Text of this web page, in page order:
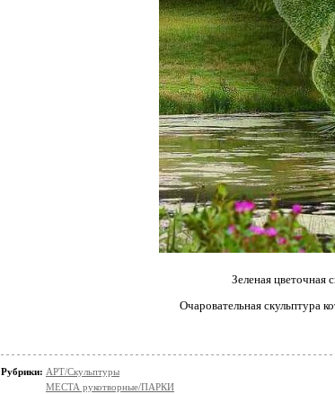
Зеленая цветочная
Очаровательная скульптура
Рубрики: АРТ/Скульптуры
МЕСТА рукотворные/ПАРКИ